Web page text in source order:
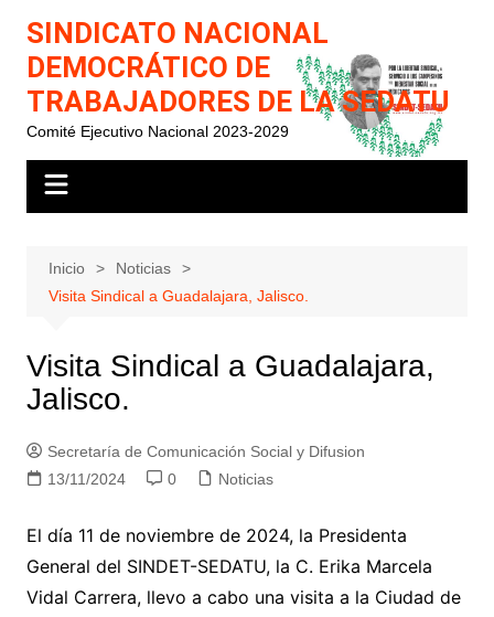
contenido
SINDICATO NACIONAL
DEMOCRÁTICO DE
TRABAJADORES DE LA SEDATU
Comité Ejecutivo Nacional 2023-2029
Inicio
Noticias
Visita Sindical a Guadalajara, Jalisco.
Visita Sindical a Guadalajara,
Jalisco.
Secretaría de Comunicación Social y Difusion
13/11/2024
0 Noticias
El día 11 de noviembre de 2024, la Presidenta
General del SINDET-SEDATU, la C. Erika Marcela
Vidal Carrera, llevo a cabo una visita a la Ciudad de